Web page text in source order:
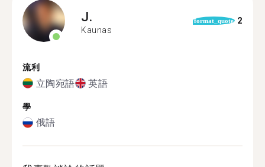
J.
Kaunas
format_quote 2
流利
立陶宛語 英語
學
俄語